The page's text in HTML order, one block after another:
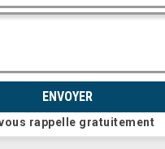
rappelle gratuitement